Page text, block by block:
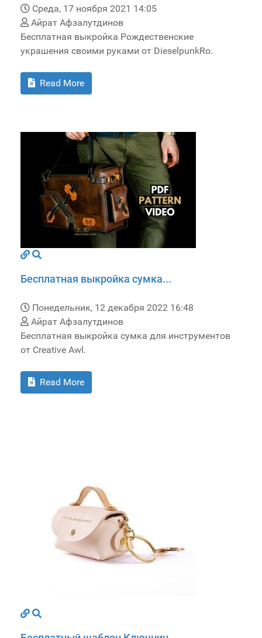
Среда, 17 ноября 2021 14:05
Айрат Афзалутдинов
Бесплатная выкройка Рождественские
украшения своими руками от DieselpunkRo.
Read More
Бесплатная выкройка сумка...
Понедельник, 12 декабря 2022 16:48
Айрат Афзалутдинов
Бесплатная выкройка сумка для инструментов
от Creative Awl.
Read More